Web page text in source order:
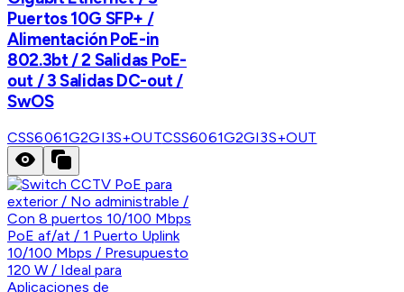
Puertos 10G SFP+ /
Alimentación PoE-in
802.3bt / 2 Salidas PoE-
out / 3 Salidas DC-out /
SwOS
CSS6061G2GI3S+OUTCSS6061G2GI3S+OUT